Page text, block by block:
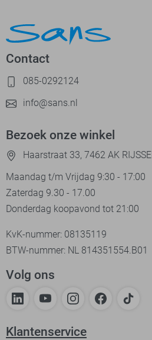
Contact
085-0292124
info@sans.nl
Bezoek onze winkel
Haarstraat 33, 7462 AK
Maandag t/m Vrijdag 9:30 - 17:00
Zaterdag 9.30 - 17.00
Donderdag koopavond tot 21:00
KvK-nummer: 08135119
BTW-nummer: NL 814351554.B01
Volg ons
Klantenservice